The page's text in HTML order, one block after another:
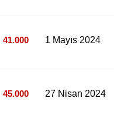
41.000 1 Mayıs 2024
45.000 27 Nisan 2024